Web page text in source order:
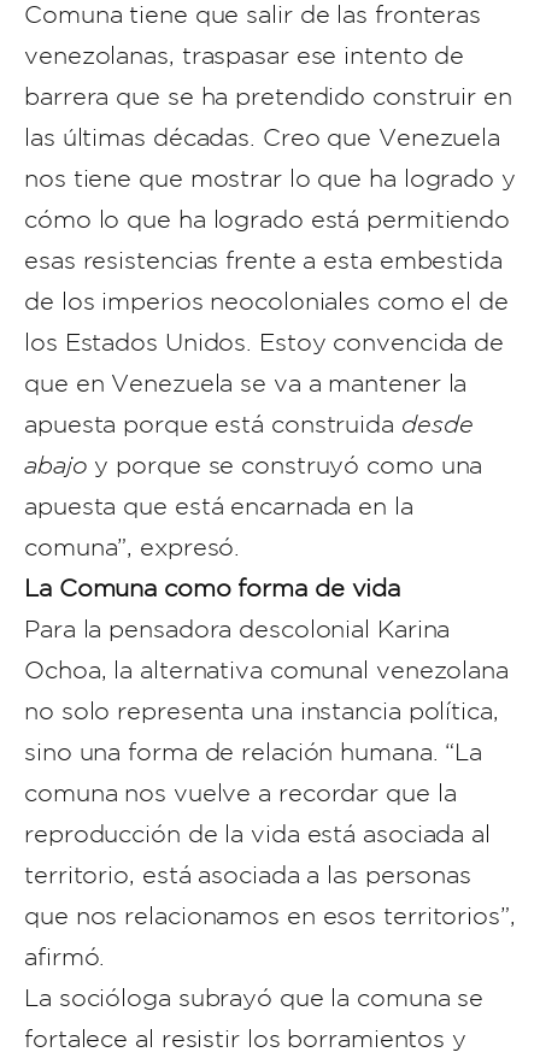
Comuna tiene que salir de las fronteras
venezolanas, traspasar ese intento de
barrera que se ha pretendido construir en
las últimas décadas. Creo que Venezuela
nos tiene que mostrar lo que ha logrado y
cómo lo que ha logrado está permitiendo
esas resistencias frente a esta embestida
de los imperios neocoloniales como el de
los Estados Unidos. Estoy convencida de
que en Venezuela se va a mantener la
apuesta porque está construida desde
abajo y porque se construyó como una
apuesta que está encarnada en la
comuna”, expresó.
La Comuna como forma de vida
Para la pensadora descolonial Karina
Ochoa, la alternativa comunal venezolana
no solo representa una instancia política,
sino una forma de relación humana. “La
comuna nos vuelve a recordar que la
reproducción de la vida está asociada al
territorio, está asociada a las personas
que nos relacionamos en esos territorios”,
afirmó.
La socióloga subrayó que la comuna se
fortalece al resistir los borramientos y